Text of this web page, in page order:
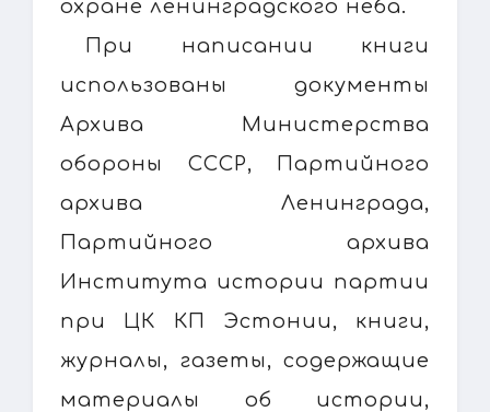
охране ленинградского неба.
При написании книги
использованы документы
Архива Министерства
обороны СССР, Партийного
архива Ленинграда,
Партийного архива
Института истории партии
при ЦК КП Эстонии, книги,
журналы, газеты, содержащие
материалы об истории,